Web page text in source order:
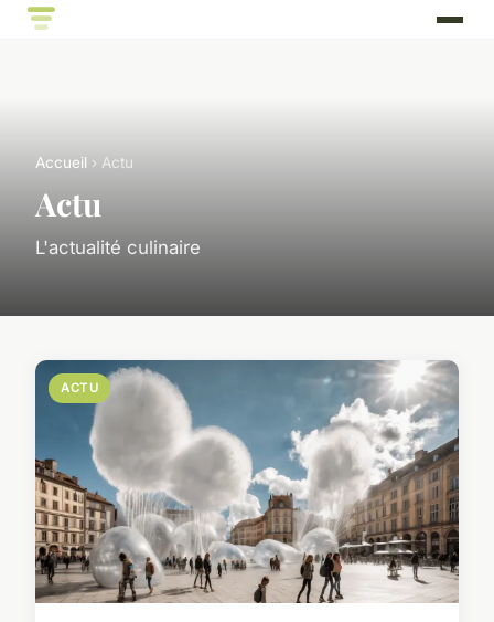
Accueil › Actu
Actu
L'actualité culinaire
ACTU